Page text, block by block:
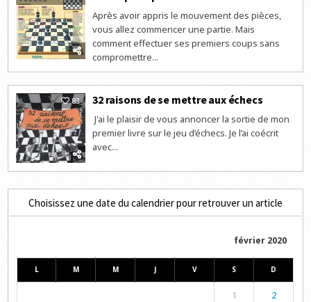
Après avoir appris le mouvement des pièces,
vous allez commencer une partie. Mais
comment effectuer ses premiers coups sans
compromettre...
83 32 raisons de se mettre aux échecs
J'ai le plaisir de vous annoncer la sortie de mon
premier livre sur le jeu d’échecs. Je l’ai coécrit
avec...
Choisissez une date du calendrier pour retrouver un article
février 2020
L M M J V S D
1 2